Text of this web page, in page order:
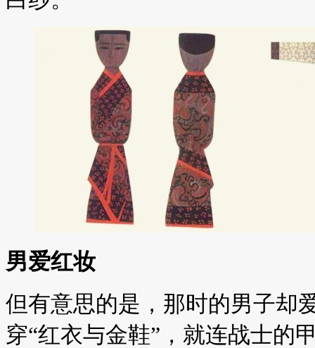
男爱红妆
但有意思的是，那时的男子却
穿“红衣与金鞋”，就连战士的